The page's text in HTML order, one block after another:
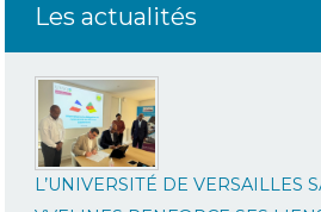
Les actualités
L’UNIVERSITÉ DE VERSAILLES